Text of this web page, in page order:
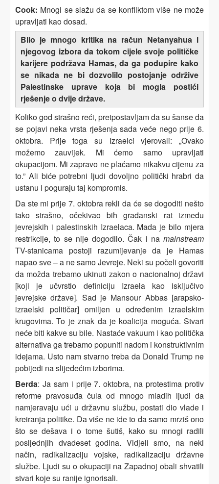
Cook: Mnogi se slažu da se konfliktom više ne može
upravljati kao dosad.
Bilo je mnogo kritika na račun Netanyahua i
njegovog izbora da tokom cijele svoje političke
karijere podržava Hamas, da ga podupire kako
se nikada ne bi dozvolilo postojanje održive
Palestinske uprave koja bi mogla postići
rješenje o dvije države.
Koliko god strašno reći, pretpostavljam da su šanse da
se pojavi neka vrsta rješenja sada veće nego prije 6.
oktobra. Prije toga su Izraelci vjerovali: „Ovako
možemo zauvijek. Mi ćemo samo upravljati
okupacijom. Mi zapravo ne plaćamo nikakvu cijenu za
to.” Ali biće potrebni ljudi dovoljno politički hrabri da
ustanu i poguraju taj kompromis.
Da ste mi prije 7. oktobra rekli da će se dogoditi nešto
tako strašno, očekivao bih građanski rat između
jevrejskih i palestinskih Izraelaca. Mada je bilo mjera
restrikcije, to se nije dogodilo. Čak i na mainstream
TV-stanicama postoji razumijevanje da je Hamas
napao sve – a ne samo Jevreje. Neki su počeli govoriti
da možda trebamo ukinuti zakon o nacionalnoj državi
[koji je učvrstio definiciju Izraela kao isključivo
jevrejske države]. Sad je Mansour Abbas [arapsko-
izraelski političar] omiljen u određenim izraelskim
krugovima. To je znak da je koalicija moguća. Stvari
neće biti kakve su bile. Nastaće vakuum i kao politička
alternativa ga trebamo popuniti nadom i konstruktivnim
idejama. Usto nam stvarno treba da Donald Trump ne
pobijedi na slijedećim izborima.
Berda: Ja sam i prije 7. oktobra, na protestima protiv
reforme pravosuđa čula od mnogo mladih ljudi da
namjeravaju ući u državnu službu, postati dio vlade i
kreiranja politike. Da više ne ide to da samo mrziš ono
što se dešava i o tome šutiš, kako su mnogi radili
posljednjih dvadeset godina. Vidjeli smo, na neki
način, radikalizaciju vojske, radikalizaciju državne
službe. Ljudi su o okupaciji na Zapadnoj obali shvatili
stvari koje su ranije ignorisali.